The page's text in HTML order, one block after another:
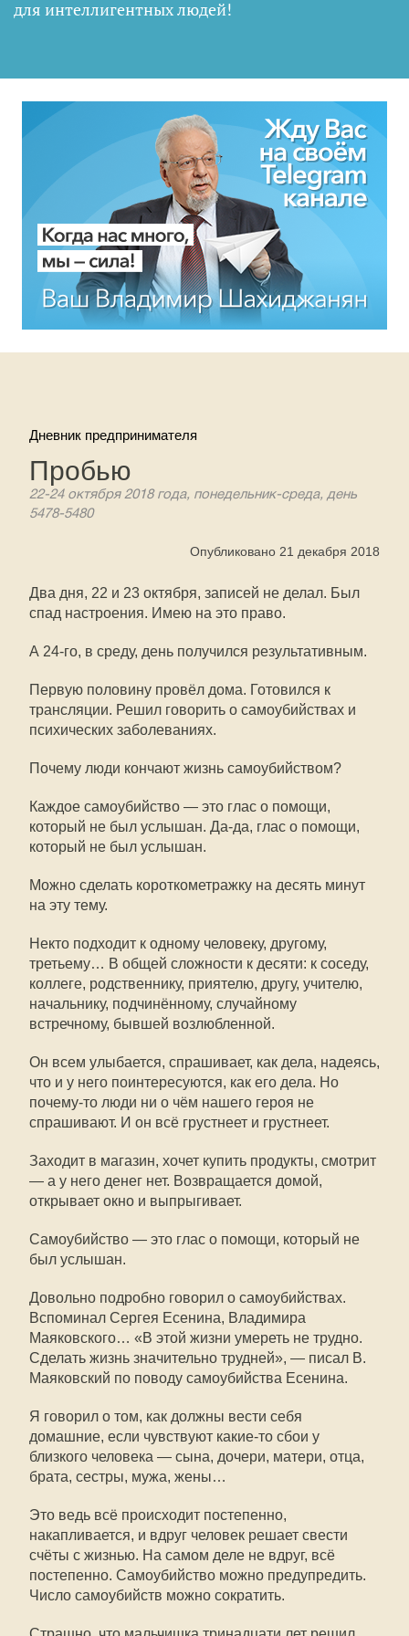
для интеллигентных людей!
Дневник предпринимателя
Пробью
22-24 октября 2018 года, понедельник-среда, день
5478-5480
Опубликовано 21 декабря 2018
Два дня, 22 и 23 октября, записей не делал. Был
спад настроения. Имею на это право.
А 24-го, в среду, день получился результативным.
Первую половину провёл дома. Готовился к
трансляции. Решил говорить о самоубийствах и
психических заболеваниях.
Почему люди кончают жизнь самоубийством?
Каждое самоубийство — это глас о помощи,
который не был услышан. Да-да, глас о помощи,
который не был услышан.
Можно сделать короткометражку на десять минут
на эту тему.
Некто подходит к одному человеку, другому,
третьему… В общей сложности к десяти: к соседу,
коллеге, родственнику, приятелю, другу, учителю,
начальнику, подчинённому, случайному
встречному, бывшей возлюбленной.
Он всем улыбается, спрашивает, как дела, надеясь,
что и у него поинтересуются, как его дела. Но
почему-то люди ни о чём нашего героя не
спрашивают. И он всё грустнеет и грустнеет.
Заходит в магазин, хочет купить продукты, смотрит
— а у него денег нет. Возвращается домой,
открывает окно и выпрыгивает.
Самоубийство — это глас о помощи, который не
был услышан.
Довольно подробно говорил о самоубийствах.
Вспоминал Сергея Есенина, Владимира
Маяковского… «В этой жизни умереть не трудно.
Сделать жизнь значительно трудней», — писал В.
Маяковский по поводу самоубийства Есенина.
Я говорил о том, как должны вести себя
домашние, если чувствуют какие-то сбои у
близкого человека — сына, дочери, матери, отца,
брата, сестры, мужа, жены…
Это ведь всё происходит постепенно,
накапливается, и вдруг человек решает свести
счёты с жизнью. На самом деле не вдруг, всё
постепенно. Самоубийство можно предупредить.
Число самоубийств можно сократить.